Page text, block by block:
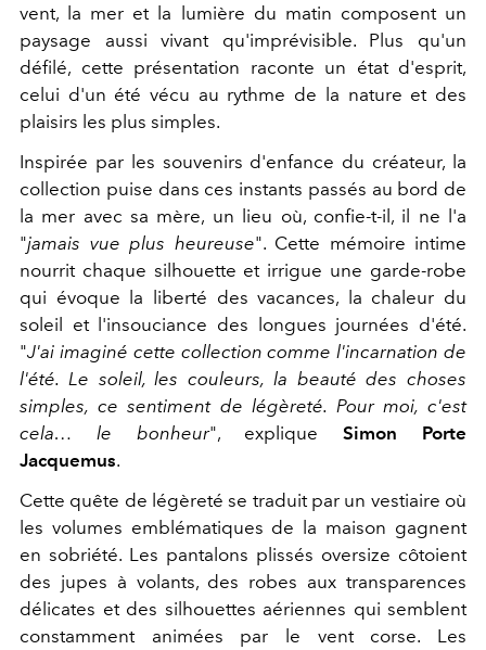
vent, la mer et la lumière du matin composent un
paysage aussi vivant qu'imprévisible. Plus qu'un
défilé, cette présentation raconte un état d'esprit,
celui d'un été vécu au rythme de la nature et des
plaisirs les plus simples.
Inspirée par les souvenirs d'enfance du créateur, la
collection puise dans ces instants passés au bord de
la mer avec sa mère, un lieu où, confie-t-il, il ne l'a
"jamais vue plus heureuse". Cette mémoire intime
nourrit chaque silhouette et irrigue une garde-robe
qui évoque la liberté des vacances, la chaleur du
soleil et l'insouciance des longues journées d'été.
"J'ai imaginé cette collection comme l'incarnation de
l'été. Le soleil, les couleurs, la beauté des choses
simples, ce sentiment de légèreté. Pour moi, c'est
cela… le bonheur", expliqueSimon Porte
Jacquemus.
Cette quête de légèreté se traduit par un vestiaire où
les volumes emblématiques de la maison gagnent
en sobriété. Les pantalons plissés oversize côtoient
des jupes à volants, des robes aux transparences
délicates et des silhouettes aériennes qui semblent
constamment animées par le vent corse. Les